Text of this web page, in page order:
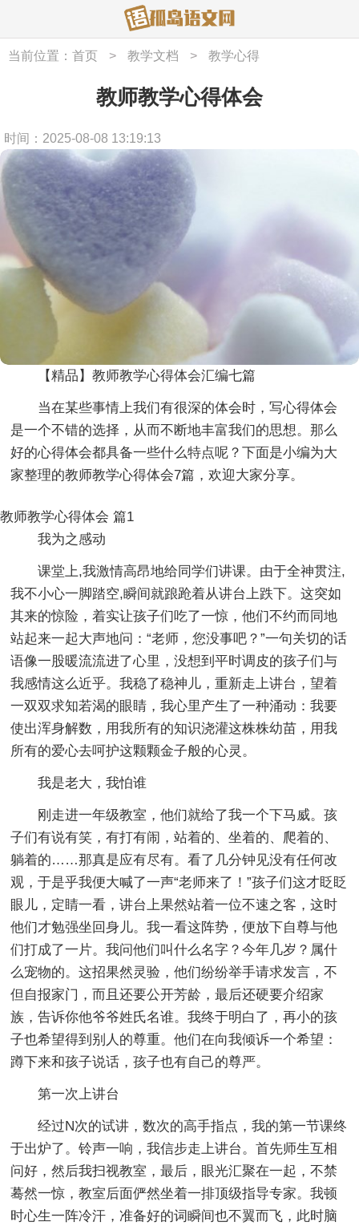
当前位置： 首页 > 教学文档 > 教学心得
教师教学心得体会
时间：2025-08-08 13:19:13
【精品】教师教学心得体会汇编七篇
当在某些事情上我们有很深的体会时，写心得体会
是一个不错的选择，从而不断地丰富我们的思想。那么
好的心得体会都具备一些什么特点呢？下面是小编为大
家整理的教师教学心得体会7篇，欢迎大家分享。
教师教学心得体会 篇1
我为之感动
课堂上,我激情高昂地给同学们讲课。由于全神贯注,
我不小心一脚踏空,瞬间就踉跄着从讲台上跌下。这突如
其来的惊险，着实让孩子们吃了一惊，他们不约而同地
站起来一起大声地问：“老师，您没事吧？”一句关切的话
语像一股暖流流进了心里，没想到平时调皮的孩子们与
我感情这么近乎。我稳了稳神儿，重新走上讲台，望着
一双双求知若渴的眼睛，我心里产生了一种涌动：我要
使出浑身解数，用我所有的知识浇灌这株株幼苗，用我
所有的爱心去呵护这颗颗金子般的心灵。
我是老大，我怕谁
刚走进一年级教室，他们就给了我一个下马威。孩
子们有说有笑，有打有闹，站着的、坐着的、爬着的、
躺着的……那真是应有尽有。看了几分钟见没有任何改
观，于是乎我便大喊了一声“老师来了！”孩子们这才眨眨
眼儿，定睛一看，讲台上果然站着一位不速之客，这时
他们才勉强坐回身儿。我一看这阵势，便放下自尊与他
们打成了一片。我问他们叫什么名字？今年几岁？属什
么宠物的。这招果然灵验，他们纷纷举手请求发言，不
但自报家门，而且还要公开芳龄，最后还硬要介绍家
族，告诉你他爷爷姓氏名谁。我终于明白了，再小的孩
子也希望得到别人的尊重。他们在向我倾诉一个希望：
蹲下来和孩子说话，孩子也有自己的尊严。
第一次上讲台
经过N次的试讲，数次的高手指点，我的第一节课终
于出炉了。铃声一响，我信步走上讲台。首先师生互相
问好，然后我扫视教室，最后，眼光汇聚在一起，不禁
蓦然一惊，教室后面俨然坐着一排顶级指导专家。我顿
时心生一阵冷汗，准备好的词瞬间也不翼而飞，此时脑